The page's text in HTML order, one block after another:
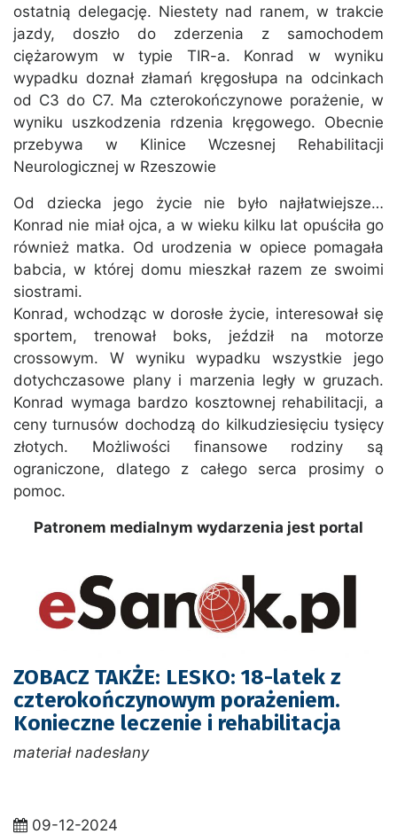
ostatnią delegację. Niestety nad ranem, w trakcie
jazdy, doszło do zderzenia z samochodem
ciężarowym w typie TIR-a. Konrad w wyniku
wypadku doznał złamań kręgosłupa na odcinkach
od C3 do C7. Ma czterokończynowe porażenie, w
wyniku uszkodzenia rdzenia kręgowego. Obecnie
przebywa w Klinice Wczesnej Rehabilitacji
Neurologicznej w Rzeszowie
Od dziecka jego życie nie było najłatwiejsze…
Konrad nie miał ojca, a w wieku kilku lat opuściła go
również matka. Od urodzenia w opiece pomagała
babcia, w której domu mieszkał razem ze swoimi
siostrami.
Konrad, wchodząc w dorosłe życie, interesował się
sportem, trenował boks, jeździł na motorze
crossowym. W wyniku wypadku wszystkie jego
dotychczasowe plany i marzenia legły w gruzach.
Konrad wymaga bardzo kosztownej rehabilitacji, a
ceny turnusów dochodzą do kilkudziesięciu tysięcy
złotych. Możliwości finansowe rodziny są
ograniczone, dlatego z całego serca prosimy o
pomoc.
Patronem medialnym wydarzenia jest portal
ZOBACZ TAKŻE: LESKO: 18-latek z
czterokończynowym porażeniem.
Konieczne leczenie i rehabilitacja
materiał nadesłany
09-12-2024